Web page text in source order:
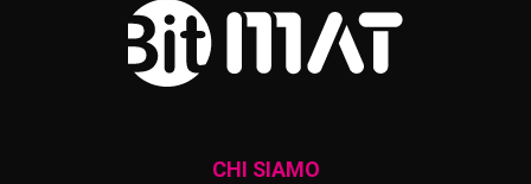
CHI SIAMO